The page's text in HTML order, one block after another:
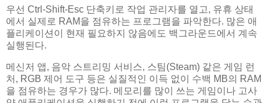
우선 Ctrl-Shift-Esc 단축키로 작업 관리자를 열고, 유휴 상태
에서 실제로 RAM을 점유하는 프로그램을 파악한다. 많은 애
플리케이션이 현재 필요하지 않음에도 백그라운드에서 계속
실행된다.
메신저 앱, 음악 스트리밍 서비스, 스팀(Steam) 같은 게임 런
처, RGB 제어 도구 등은 실질적인 이득 없이 수백 MB의 RAM
을 점유하는 경우가 많다. 메모리를 많이 쓰는 게임이나 고사